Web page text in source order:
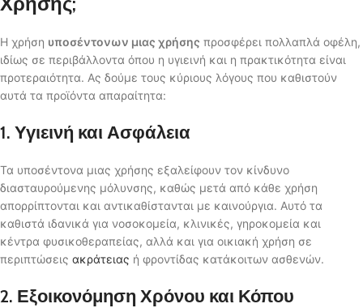
Η χρήση υποσέντονων μιας χρήσης προσφέρει πολλαπλά οφέλη,
ιδίως σε περιβάλλοντα όπου η υγιεινή και η πρακτικότητα είναι
προτεραιότητα. Ας δούμε τους κύριους λόγους που καθιστούν
αυτά τα προϊόντα απαραίτητα:
1. Υγιεινή και Ασφάλεια
Τα υποσέντονα μιας χρήσης εξαλείφουν τον κίνδυνο
διασταυρούμενης μόλυνσης, καθώς μετά από κάθε χρήση
απορρίπτονται και αντικαθίστανται με καινούργια. Αυτό τα
καθιστά ιδανικά για νοσοκομεία, κλινικές, γηροκομεία και
κέντρα φυσικοθεραπείας, αλλά και για οικιακή χρήση σε
περιπτώσεις ακράτειας ή φροντίδας κατάκοιτων ασθενών.
2. Εξοικονόμηση Χρόνου και Κόπου